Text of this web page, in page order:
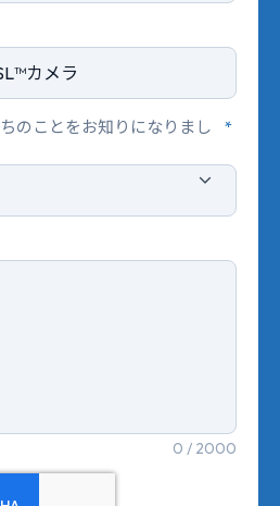
のことをお知りになりまし
*
0 / 2000